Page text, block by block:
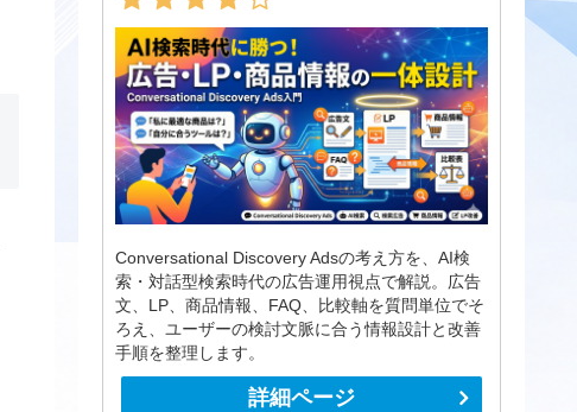
Conversational Discovery Adsの考え方を、AI検
索・対話型検索時代の広告運用視点で解説。広告
文、LP、商品情報、FAQ、比較軸を質問単位でそ
ろえ、ユーザーの検討文脈に合う情報設計と改善
手順を整理します。
詳細ページ